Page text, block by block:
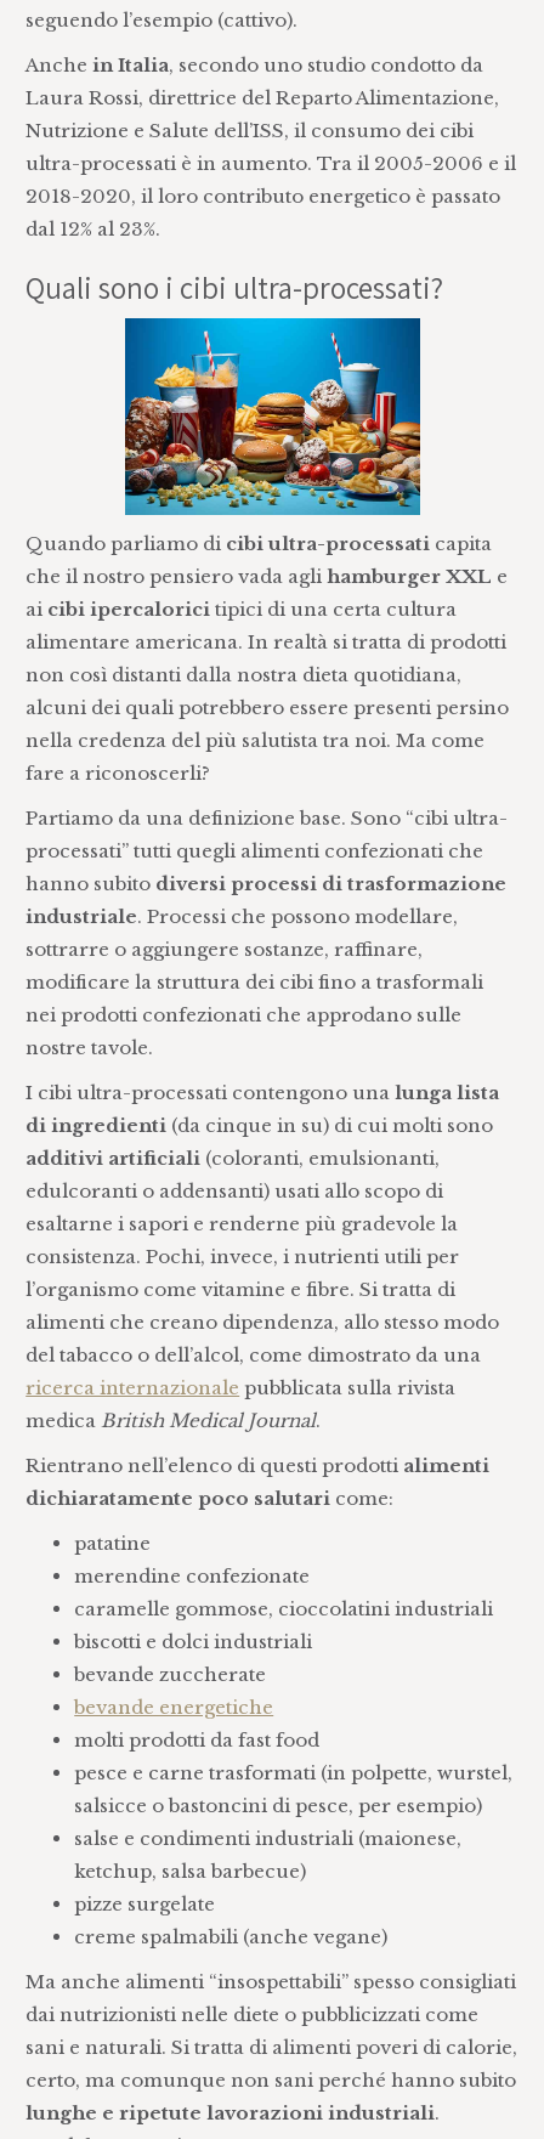
seguendo l’esempio (cattivo).
Anchein Italia, secondo uno studio condotto da
Laura Rossi, direttrice del Reparto Alimentazione,
Nutrizione e Salute dell’ISS, il consumo dei cibi
ultra-processati è in aumento. Tra il 2005-2006 e il
2018-2020, il loro contributo energetico è passato
dal 12% al 23%.
Quali sono i cibi ultra-processati?
Quando parliamo di cibi ultra-processati capita
che il nostro pensiero vada aglihamburger XXL e
ai cibi ipercalorici tipici di una certa cultura
alimentare americana. In realtà si tratta di prodotti
non così distanti dalla nostra dieta quotidiana,
alcuni dei quali potrebbero essere presenti persino
nella credenza del più salutista tra noi. Ma come
fare a riconoscerli?
Partiamo da una definizione base. Sono “cibi ultra-
processati” tutti quegli alimenti confezionati che
hanno subito diversi processi di trasformazione
industriale. Processi che possono modellare,
sottrarre o aggiungere sostanze, raffinare,
modificare la struttura dei cibi fino a trasformali
nei prodotti confezionati che approdano sulle
nostre tavole.
I cibi ultra-processati contengono unalunga lista
di ingredienti (da cinque in su) di cui molti sono
additivi artificiali (coloranti, emulsionanti,
edulcoranti o addensanti) usati allo scopo di
esaltarne i sapori e renderne più gradevole la
consistenza. Pochi, invece, i nutrienti utili per
l’organismo come vitamine e fibre. Si tratta di
alimenti che creano dipendenza, allo stesso modo
del tabacco o dell’alcol, come dimostrato da una
ricerca internazionale pubblicata sulla rivista
medicaBritish Medical Journal.
Rientrano nell’elenco di questi prodotti alimenti
dichiaratamente poco salutari come:
patatine
merendine confezionate
caramelle gommose, cioccolatini industriali
biscotti e dolci industriali
bevande zuccherate
bevande energetiche
molti prodotti da fast food
pesce e carne trasformati (in polpette, wurstel,
salsicce o bastoncini di pesce, per esempio)
salse e condimenti industriali (maionese,
ketchup, salsa barbecue)
pizze surgelate
creme spalmabili (anche vegane)
Ma anche alimenti “insospettabili” spesso consigliati
dai nutrizionisti nelle diete o pubblicizzati come
sani e naturali. Si tratta di alimenti poveri di calorie,
certo, ma comunque non sani perché hanno subito
lunghe e ripetute lavorazioni industriali.